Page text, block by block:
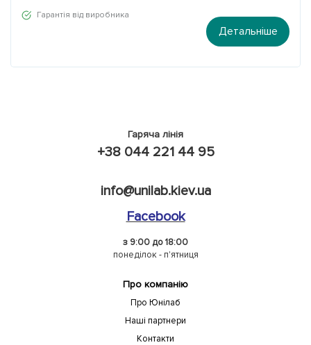
Гарантія від виробника
Детальніше
Гаряча лінія
+38 044 221 44 95
info@unilab.kiev.ua
Facebook
з 9:00 до 18:00
понеділок - п'ятниця
Про компанію
Про Юнілаб
Наші партнери
Контакти